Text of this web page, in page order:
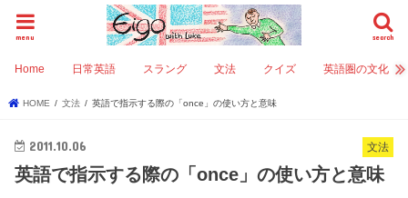
search
menu
Home 日常英語 スラング 文法 クイズ 英語圏の文化
HOME 文法 英語で指示する際の「once」の使い方と意味
文法
2011.10.06
英語で指示する際の「once」の使い方と意味